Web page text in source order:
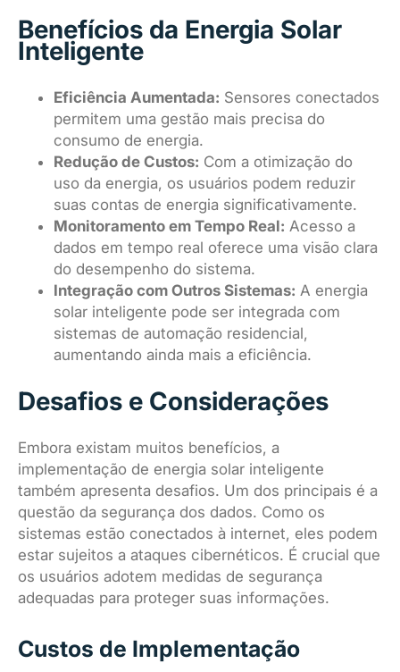
Benefícios da Energia Solar
Inteligente
Eficiência Aumentada: Sensores conectados
permitem uma gestão mais precisa do
consumo de energia.
Redução de Custos: Com a otimização do
uso da energia, os usuários podem reduzir
suas contas de energia significativamente.
Monitoramento em Tempo Real: Acesso a
dados em tempo real oferece uma visão clara
do desempenho do sistema.
Integração com Outros Sistemas: A energia
solar inteligente pode ser integrada com
sistemas de automação residencial,
aumentando ainda mais a eficiência.
Desafios e Considerações
Embora existam muitos benefícios, a
implementação de energia solar inteligente
também apresenta desafios. Um dos principais é a
questão da segurança dos dados. Como os
sistemas estão conectados à internet, eles podem
estar sujeitos a ataques cibernéticos. É crucial que
os usuários adotem medidas de segurança
adequadas para proteger suas informações.
Custos de Implementação